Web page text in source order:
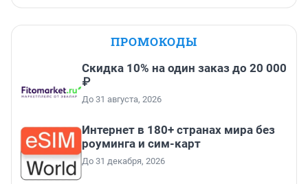
ПРОМОКОДЫ
Скидка 10% на один заказ до 20 000
₽
До 31 августа, 2026
Интернет в 180+ странах мира без
роуминга и сим-карт
До 31 декабря, 2026